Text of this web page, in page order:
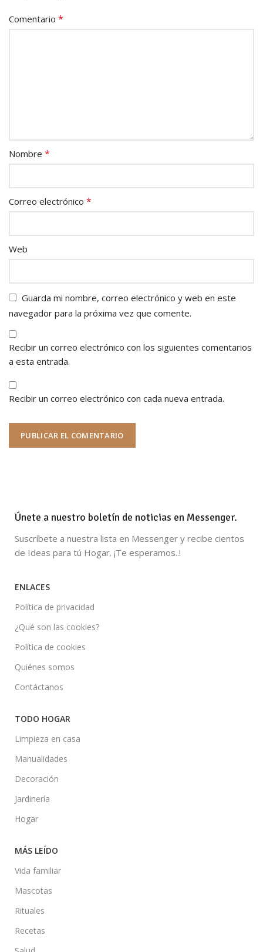
Comentario *
Nombre *
Correo electrónico *
Web
Guarda mi nombre, correo electrónico y web en este
navegador para la próxima vez que comente.
Recibir un correo electrónico con los siguientes comentarios
a esta entrada.
Recibir un correo electrónico con cada nueva entrada.
Únete a nuestro boletín de noticias en Messenger.
Suscríbete a nuestra lista en Messenger y recibe cientos
de Ideas para tú Hogar. ¡Te esperamos..!
ENLACES
Política de privacidad
¿Qué son las cookies?
Política de cookies
Quiénes somos
Contáctanos
TODO HOGAR
Limpieza en casa
Manualidades
Decoración
Jardinería
Hogar
MÁS LEÍDO
Vida familiar
Mascotas
Rituales
Recetas